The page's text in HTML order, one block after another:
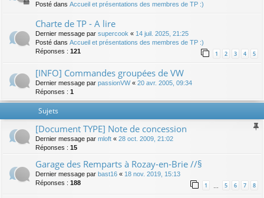
Posté dans Accueil et présentations des membres de TP :)
Charte de TP - A lire
Dernier message par supercook « 14 juil. 2025, 21:25
Posté dans Accueil et présentations des membres de TP :)
Réponses : 121 1 2 3 4 5
[INFO] Commandes groupées de VW
Dernier message par passionVW« 20 avr. 2005, 09:34
Réponses : 1
Sujets
[Document TYPE] Note de concession
Dernier message par mloft « 28 oct. 2009, 21:02
Réponses : 15
Garage des Remparts à Rozay-en-Brie //§
Dernier message par bast16 « 18 nov. 2019, 15:13
Réponses : 188 1 … 5 6 7 8